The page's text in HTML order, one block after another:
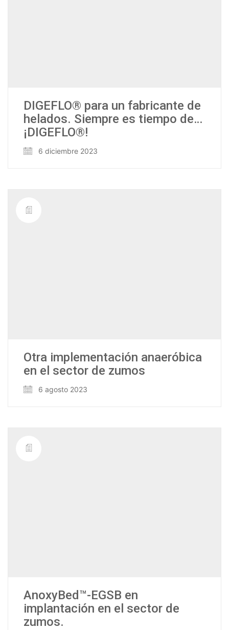
DIGEFLO® para un fabricante de
helados. Siempre es tiempo de…
¡DIGEFLO®!
6 diciembre 2023
Otra implementación anaeróbica
en el sector de zumos
6 agosto 2023
AnoxyBed™-EGSB en
implantación en el sector de
zumos.